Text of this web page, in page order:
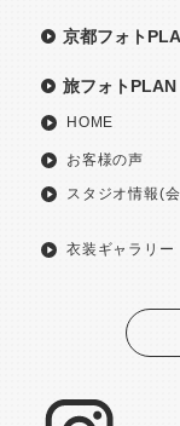
京都フォト
旅フォトPLAN
HOME
お客様の声
スタジオ情報(
衣装ギャラリー